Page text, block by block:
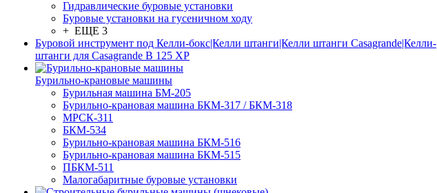
Гидравлические буровые установки
Буровые установки на гусеничном ходу
+ ЕЩЕ 3
Буровой инструмент под Келли-бокс|Келли штанги|Келли штанги Casagrande|Келли-
штанги для Casagrande B 125 XP
Бурильно-крановые машины
Бурильная машина БМ-205
Бурильно-крановая машина БКМ-317 / БКМ-318
МРСК-311
БКМ-534
Бурильно-крановая машина БКМ-516
Бурильно-крановая машина БКМ-515
ПБКМ-511
Малогабаритные буровые установки